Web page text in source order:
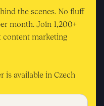
the scenes. No fluff
month. Join 1,200+
content marketing
is available in Czech